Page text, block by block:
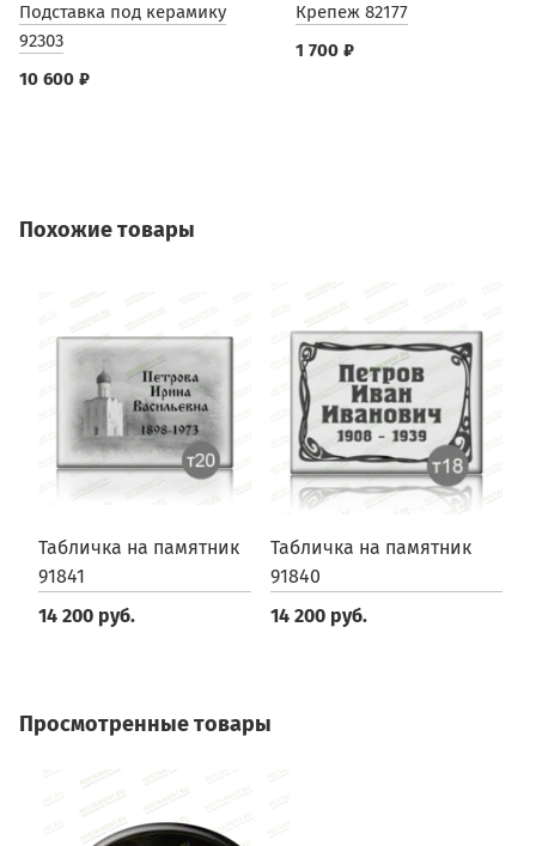
Подставка под керамику
92303
10 600 ₽
Крепеж 82177
1 700 ₽
Похожие товары
Табличка на памятник
91841
14 200 руб.
Табличка на памятник
91840
14 200 руб.
Просмотренные товары